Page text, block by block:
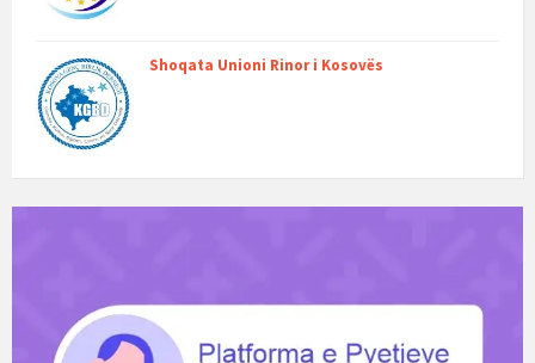
Shoqata Unioni Rinor i Kosovës